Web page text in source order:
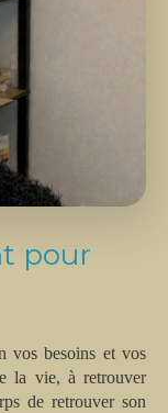
pour
vos besoins et vos
la vie, à retrouver
de retrouver son